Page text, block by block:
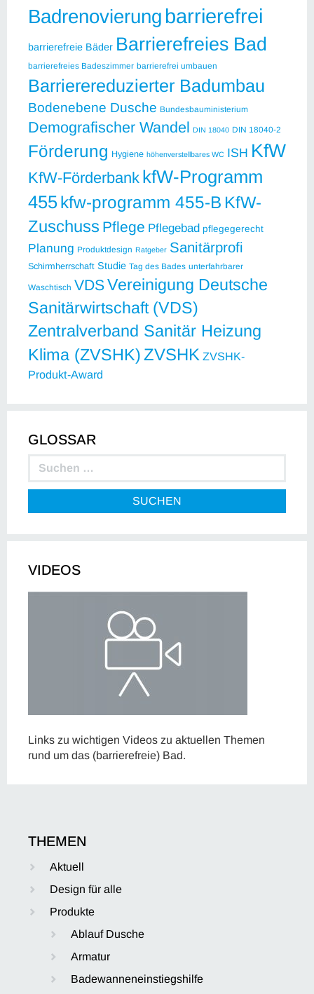
Badrenovierung barrierefrei
barrierefreie Bäder Barrierefreies Bad
barrierefreies Badeszimmer barrierefrei umbauen
Barrierereduzierter Badumbau
Bodenebene Dusche Bundesbauministerium
Demografischer Wandel DIN 18040 DIN 18040-2
Förderung Hygiene höhenverstellbares WC ISH KfW
KfW-Förderbank kfW-Programm
455kfw-programm 455-B KfW-
Zuschuss Pflege Pflegebad pflegegerecht
Planung Produktdesign Ratgeber Sanitärprofi
Schirmherrschaft Studie Tag des Bades unterfahrbarer
Waschtisch VDSVereinigung Deutsche
Sanitärwirtschaft (VDS)
Zentralverband Sanitär Heizung
Klima (ZVSHK)ZVSHK ZVSHK-
Produkt-Award
GLOSSAR
SUCHEN
VIDEOS
Links zu wichtigen Videos zu aktuellen Themen
rund um das (barrierefreie) Bad.
THEMEN
Aktuell
Design für alle
Produkte
Ablauf Dusche
Armatur
Badewanneneinstiegshilfe